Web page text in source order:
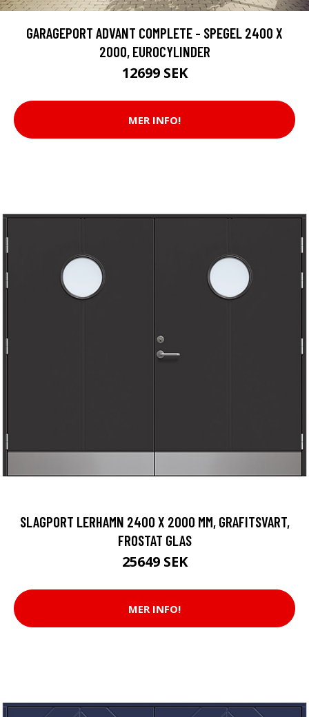
GARAGEPORT ADVANT COMPLETE - SPEGEL 2400 X
2000, EUROCYLINDER
12699 SEK
MER INFO!
SLAGPORT LERHAMN 2400 X 2000 MM, GRAFITSVART,
FROSTAT GLAS
25649 SEK
MER INFO!